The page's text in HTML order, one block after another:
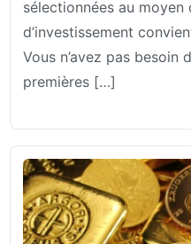
sélectionnées au moyen
d’investissement
Vous n’avez pas besoin
premières […]